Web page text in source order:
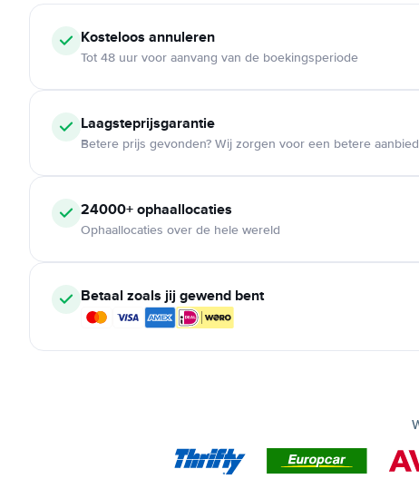
Kosteloos annuleren
Tot 48 uur voor aanvang van de boekingsperiode
Laagsteprijsgarantie
Betere prijs gevonden? Wij zorgen voor een betere
24000+ophaallocaties
Ophaallocaties over de hele wereld
Betaal zoals jij gewend bent